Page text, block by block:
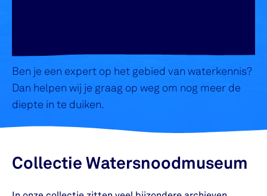
Ben je een expert op het gebied van waterkennis?
Dan helpen wij je graag op weg om nog meer de
diepte in te duiken.
Collectie Watersnoodmuseum